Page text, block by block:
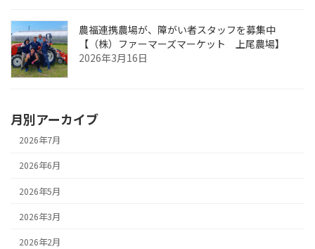
農福連携農場が、障がい者スタッフを募集中
【（株）ファーマーズマーケット 上尾農場】
2026年3月16日
月別アーカイブ
2026年7月
2026年6月
2026年5月
2026年3月
2026年2月